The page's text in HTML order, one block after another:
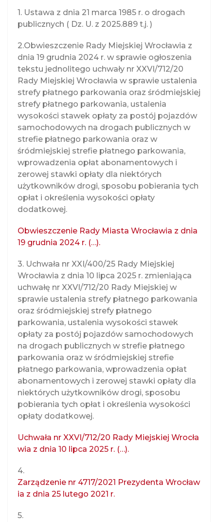
g
t
i
o
n
1. Ustawa z dnia 21 marca 1985 r. o drogach
publicznych ( Dz. U. z 2025.889 t.j. )
2.Obwieszczenie Rady Miejskiej Wrocławia z
dnia 19 grudnia 2024 r. w sprawie ogłoszenia
tekstu jednolitego uchwały nr XXVI/712/20
Rady Miejskiej Wrocławia w sprawie ustalenia
strefy płatnego parkowania oraz śródmiejskiej
strefy płatnego parkowania, ustalenia
wysokości stawek opłaty za postój pojazdów
samochodowych na drogach publicznych w
strefie płatnego parkowania oraz w
śródmiejskiej strefie płatnego parkowania,
wprowadzenia opłat abonamentowych i
zerowej stawki opłaty dla niektórych
użytkowników drogi, sposobu pobierania tych
opłat i określenia wysokości opłaty
dodatkowej.
Obwieszczenie Rady Miasta Wrocławia z dnia
19 grudnia 2024 r. (…).
3. Uchwała nr XXI/400/25 Rady Miejskiej
Wrocławia z dnia 10 lipca 2025 r. zmieniająca
uchwałę nr XXVI/712/20 Rady Miejskiej w
sprawie ustalenia strefy płatnego parkowania
oraz śródmiejskiej strefy płatnego
parkowania, ustalenia wysokości stawek
opłaty za postój pojazdów samochodowych
na drogach publicznych w strefie płatnego
parkowania oraz w śródmiejskiej strefie
płatnego parkowania, wprowadzenia opłat
abonamentowych i zerowej stawki opłaty dla
niektórych użytkowników drogi, sposobu
pobierania tych opłat i określenia wysokości
opłaty dodatkowej.
Uchwała nr XXVI/712/20 Rady Miejskiej Wrocła
wia z dnia 10 lipca 2025 r. (…).
4.
Zarządzenie nr 4717/2021 Prezydenta Wrocław
ia z dnia 25 lutego 2021 r.
5.